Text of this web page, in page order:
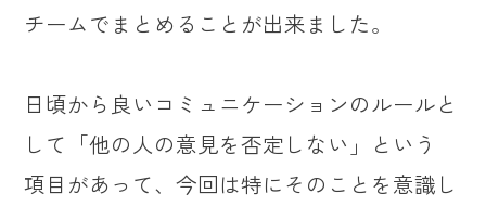
チームでまとめることが出来ました。
日頃から良いコミュニケーションのルールと
して「他の人の意見を否定しない」という
項目があって、今回は特にそのことを意識し